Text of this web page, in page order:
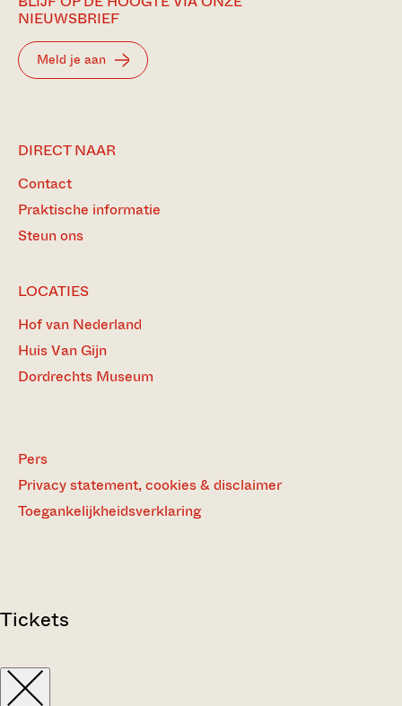
NIEUWSBRIEF
Meld je aan
DIRECT NAAR
Contact
Praktische informatie
Steun ons
LOCATIES
Hof van Nederland
Huis Van Gijn
Dordrechts Museum
Pers
Privacy statement, cookies & disclaimer
Toegankelijkheidsverklaring
Tickets